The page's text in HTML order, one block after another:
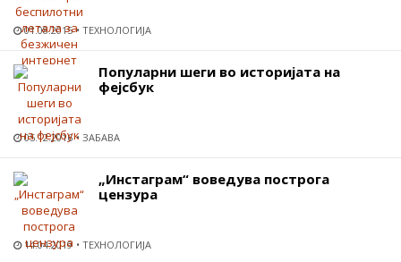
01.08.2015 ТЕХНОЛОГИЈА
Популарни шеги во историјата на
фејсбук
05.12.2016 ЗАБАВА
„Инстаграм“ воведува построга
цензура
14.04.2019 ТЕХНОЛОГИЈА